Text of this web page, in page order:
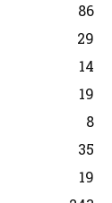
86
29
14
19
8
35
19